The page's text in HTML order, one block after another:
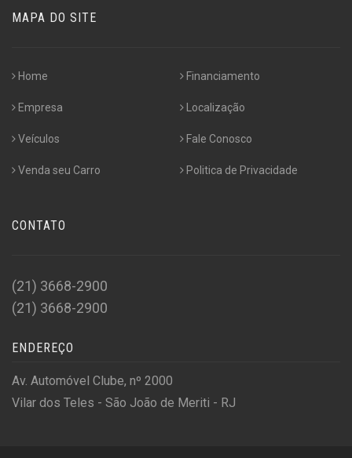
MAPA DO SITE
Home
Empresa
Veículos
Venda seu Carro
Financiamento
Localização
Fale Conosco
Politica de Privacidade
CONTATO
(21) 3668-2900
(21) 3668-2900
ENDEREÇO
Av. Automóvel Clube, nº 2000
Vilar dos Teles - São João de Meriti - RJ